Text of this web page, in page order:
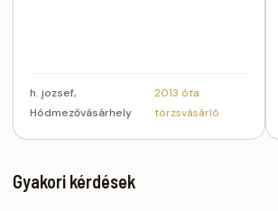
h. jozsef,
Hódmezővásárhely
2013 óta
törzsvásárló
Gyakori kérdések